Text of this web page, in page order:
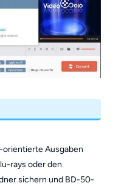
orientierte Ausgaben
rays oder den
sichern und BD-50-